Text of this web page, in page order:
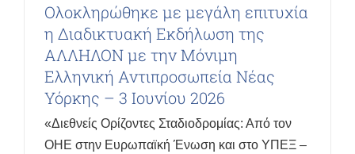
Ολοκληρώθηκε με μεγάλη επιτυχία
η Διαδικτυακή Εκδήλωση της
ΑΛΛΗΛΟΝ με την Μόνιμη
Ελληνική Αντιπροσωπεία Νέας
Υόρκης – 3 Ιουνίου 2026
«Διεθνείς Ορίζοντες Σταδιοδρομίας: Από τον
ΟΗΕ στην Ευρωπαϊκή Ένωση και στο ΥΠΕΞ –